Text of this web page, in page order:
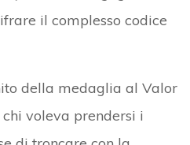
il complesso codice
della medaglia al Valor
voleva prendersi i